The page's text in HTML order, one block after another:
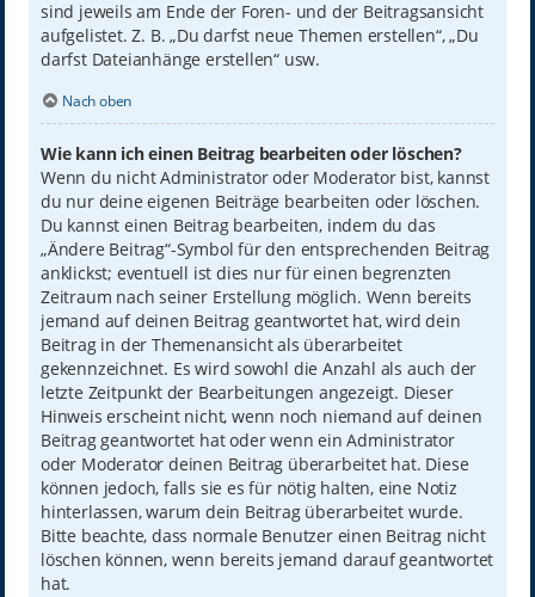
sind jeweils am Ende der Foren- und der Beitragsansicht
aufgelistet. Z. B. „Du darfst neue Themen erstellen“, „Du
darfst Dateianhänge erstellen“ usw.
Nach oben
Wie kann ich einen Beitrag bearbeiten oder löschen?
Wenn du nicht Administrator oder Moderator bist, kannst
du nur deine eigenen Beiträge bearbeiten oder löschen.
Du kannst einen Beitrag bearbeiten, indem du das
„Ändere Beitrag“-Symbol für den entsprechenden Beitrag
anklickst; eventuell ist dies nur für einen begrenzten
Zeitraum nach seiner Erstellung möglich. Wenn bereits
jemand auf deinen Beitrag geantwortet hat, wird dein
Beitrag in der Themenansicht als überarbeitet
gekennzeichnet. Es wird sowohl die Anzahl als auch der
letzte Zeitpunkt der Bearbeitungen angezeigt. Dieser
Hinweis erscheint nicht, wenn noch niemand auf deinen
Beitrag geantwortet hat oder wenn ein Administrator
oder Moderator deinen Beitrag überarbeitet hat. Diese
können jedoch, falls sie es für nötig halten, eine Notiz
hinterlassen, warum dein Beitrag überarbeitet wurde.
Bitte beachte, dass normale Benutzer einen Beitrag nicht
löschen können, wenn bereits jemand darauf geantwortet
hat.